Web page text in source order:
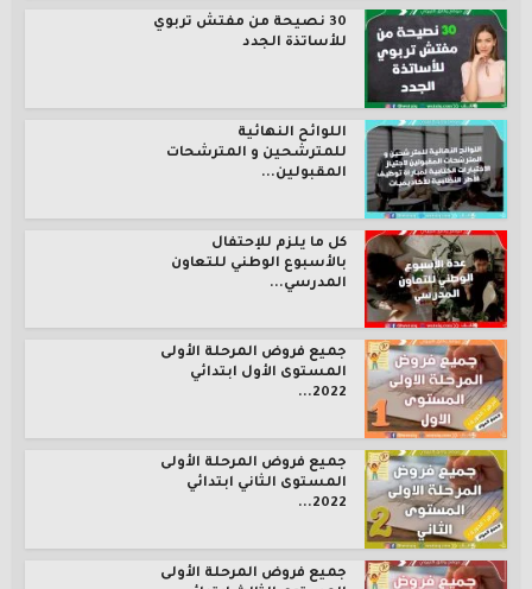
30 نصيحة من مفتش تربوي
للأساتذة الجدد
اللوائح النهائية
للمترشحين و المترشحات
المقبولين...
كل ما يلزم للإحتفال
بالأسبوع الوطني للتعاون
المدرسي...
جميع فروض المرحلة الأولى
المستوى الأول ابتدائي
2022...
جميع فروض المرحلة الأولى
المستوى الثاني ابتدائي
2022...
جميع فروض المرحلة الأولى